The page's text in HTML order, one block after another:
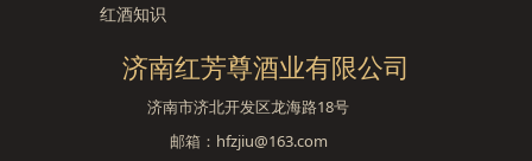
红酒知识
济南红芳尊酒业有限公司
济南市济北开发区龙海路18号
邮箱：hfzjiu@163.com